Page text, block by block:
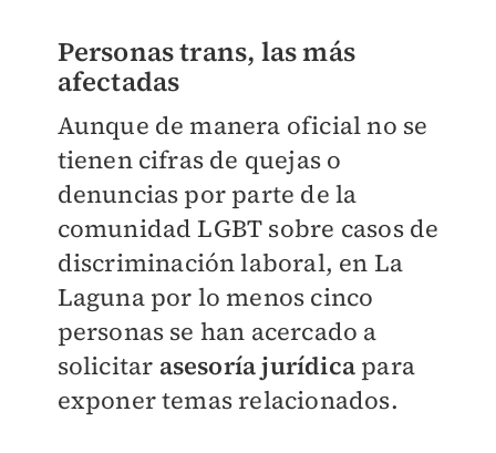
Personas trans, las más
afectadas
Aunque de manera oficial no se
tienen cifras de quejas o
denuncias por parte de la
comunidad LGBT sobre casos de
discriminación laboral, en La
Laguna por lo menos cinco
personas se han acercado a
solicitar asesoría jurídicapara
exponer temas relacionados.